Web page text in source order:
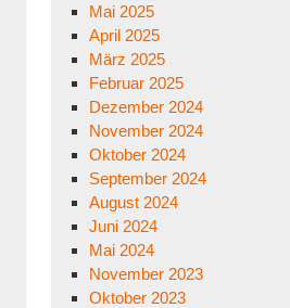
Mai 2025
April 2025
März 2025
Februar 2025
Dezember 2024
November 2024
Oktober 2024
September 2024
August 2024
Juni 2024
Mai 2024
November 2023
Oktober 2023